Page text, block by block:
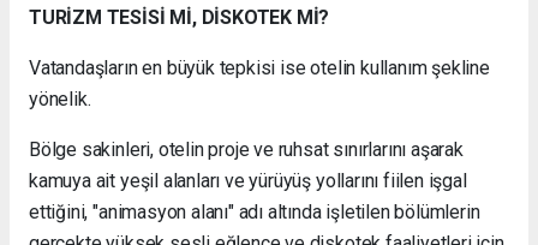
TURİZM TESİSİ Mİ, DİSKOTEK Mİ?
Vatandaşların en büyük tepkisi ise otelin kullanım şekline
yönelik.
Bölge sakinleri, otelin proje ve ruhsat sınırlarını aşarak
kamuya ait yeşil alanları ve yürüyüş yollarını fiilen işgal
ettiğini, "animasyon alanı" adı altında işletilen bölümlerin